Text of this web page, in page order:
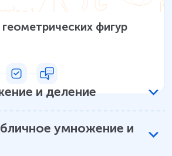
фигур
и деление
умножение и